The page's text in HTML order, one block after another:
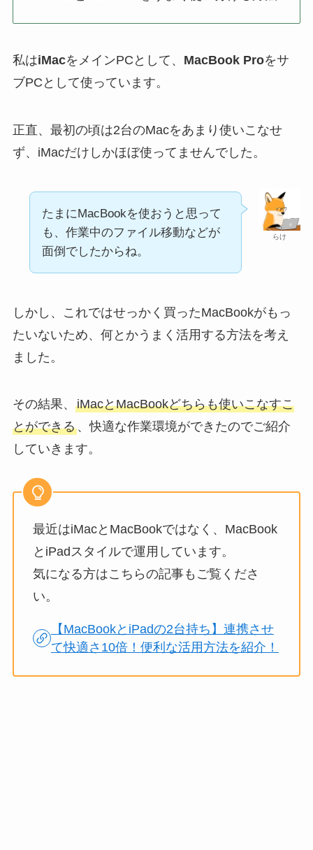
私はiMacをメインPCとして、 MacBook Proをサ
ブPCとして使っています。
正直、最初の頃は2台のMacをあまり使いこなせ
ず、iMacだけしかほぼ使ってませんでした。
らけ
たまにMacBookを使おうと思って
も、作業中のファイル移動などが
面倒でしたからね。
しかし、これではせっかく買ったMacBookがもっ
たいないため、何とかうまく活用する方法を考え
ました。
その結果、 iMacとMacBookどちらも使いこなすこ
とができる、快適な作業環境ができたのでご紹介
していきます。
最近はiMacとMacBookではなく、MacBook
とiPadスタイルで運用しています。
気になる方はこちらの記事もご覧くださ
い。
【MacBookとiPadの2台持ち】連携させ
て快適さ10倍！便利な活用方法を紹介！